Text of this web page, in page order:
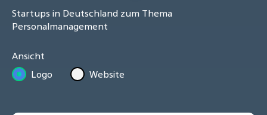
Startups in Deutschland zum Thema
Personalmanagement
Ansicht
Logo
Website